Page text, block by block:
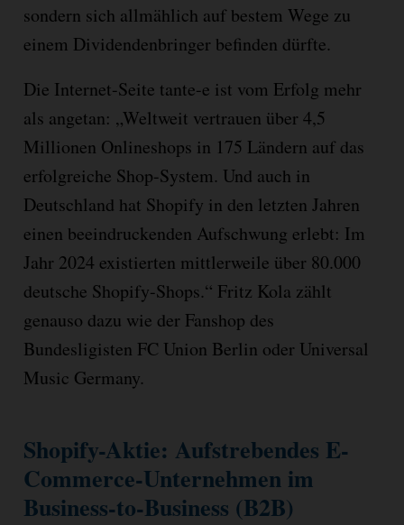
sondern sich allmählich auf bestem Wege zu
einem Dividendenbringer befinden dürfte.
Die Internet-Seite tante-e ist vom Erfolg mehr
als angetan: „Weltweit vertrauen über 4,5
Millionen Onlineshops in 175 Ländern auf das
erfolgreiche Shop-System. Und auch in
Deutschland hat Shopify in den letzten Jahren
einen beeindruckenden Aufschwung erlebt: Im
Jahr 2024 existierten mittlerweile über 80.000
deutsche Shopify-Shops.“ Fritz Kola zählt
genauso dazu wie der Fanshop des
Bundesligisten FC Union Berlin oder Universal
Music Germany.
Shopify-Aktie: Aufstrebendes E-
Commerce-Unternehmen im
Business-to-Business (B2B)